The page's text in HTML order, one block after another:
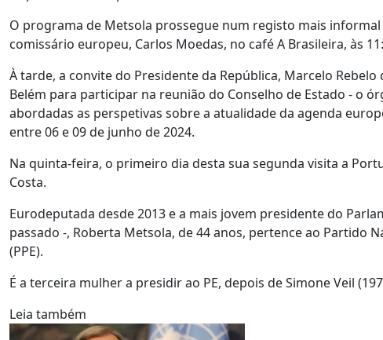
O programa de Metsola prossegue num registo mais
comissário europeu, Carlos Moedas, no café A Brasileira, às
À tarde, a convite do Presidente da República, Marcelo
Belém para participar na reunião do Conselho de Estado - o
abordadas as perspetivas sobre a atualidade da agenda
entre 06 e 09 de junho de 2024.
Na quinta-feira, o primeiro dia desta sua segunda visita a
Costa.
Eurodeputada desde 2013 e a mais jovem presidente do
passado -, Roberta Metsola, de 44 anos, pertence ao Partido
(PPE).
É a terceira mulher a presidir ao PE, depois de Simone Veil
Leia também